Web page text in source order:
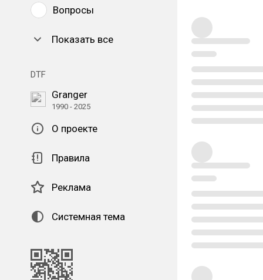
Вопросы
Показать все
DTF
Granger
1990 - 2025
О проекте
Правила
Реклама
Системная тема